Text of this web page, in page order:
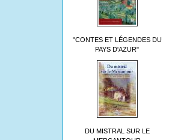
"CONTES ET LÉGENDES DU
PAYS D'AZUR"
DU MISTRAL SUR LE